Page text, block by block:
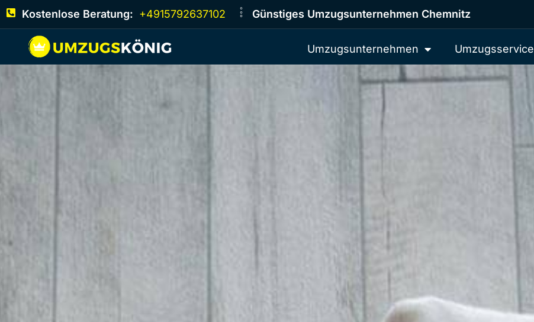
Kostenlose Beratung: +4915792637102 Günstiges Umzugsunternehmen Chemnitz
Umzugsunternehmen Umzugsservice